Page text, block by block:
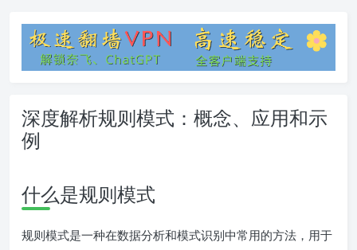
深度解析规则模式：概念、应用和示
例
什么是规则模式
规则模式是一种在数据分析和模式识别中常用的方法，用于